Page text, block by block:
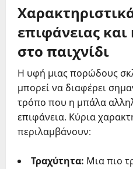
επιφάνειας
στο παιχνίδι
Η υφή μιας πορώδους
μπορεί να διαφέρει
τρόπο που η μπάλα
επιφάνεια. Κύρια
περιλαμβάνουν:
Τραχύτητα: Μια πιο